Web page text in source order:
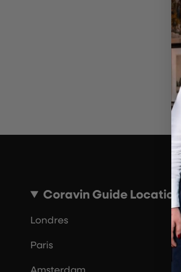
Coravin Guide Locations
Londres
Paris
Amsterdam